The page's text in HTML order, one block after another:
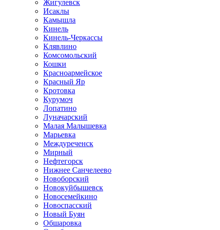
Жигулевск
Исаклы
Камышла
Кинель
Кинель-Черкассы
Клявлино
Комсомольский
Кошки
Красноармейское
Красный Яр
Кротовка
Курумоч
Лопатино
Луначарский
Малая Малышевка
Марьевка
Междуреченск
Мирный
Нефтегорск
Нижнее Санчелеево
Новоборский
Новокуйбышевск
Новосемейкино
Новоспасский
Новый Буян
Обшаровка